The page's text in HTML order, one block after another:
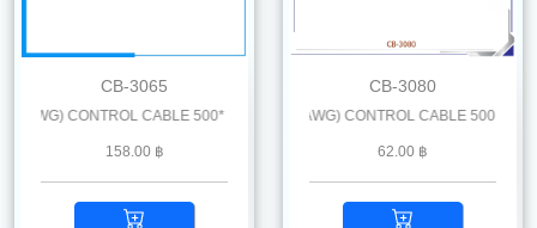
CB-3065
CONTROL CABLE 500* M. /Reel
158.00 ฿
CB-3080
LiYCY 8 x 0.25 mm2 (24 AWG) CONTROL CABLE 500 M. /Reel
62.00 ฿